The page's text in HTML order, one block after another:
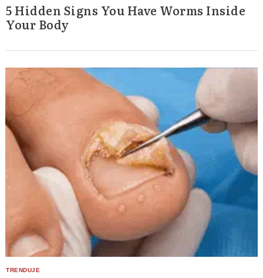
5 Hidden Signs You Have Worms Inside
Your Body